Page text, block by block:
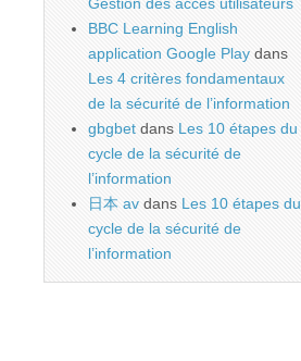
BBC Learning English
application Google Play dans
Les 4 critères fondamentaux
de la sécurité de l’information
gbgbet dans Les 10 étapes du
cycle de la sécurité de
l’information
日本 av dans Les 10 étapes du
cycle de la sécurité de
l’information